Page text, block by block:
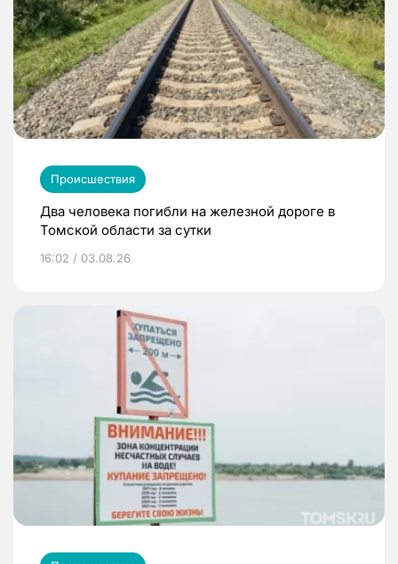
Происшествия
Два человека погибли на железной дороге в
Томской области за сутки
16:02 / 03.08.26